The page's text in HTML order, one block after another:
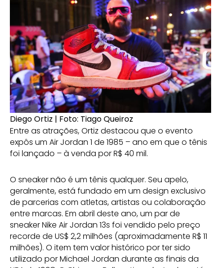
Diego Ortiz | Foto: Tiago Queiroz
Entre as atrações, Ortiz destacou que o evento
expôs um Air Jordan 1 de 1985 – ano em que o tênis
foi lançado – à venda por R$ 40 mil.
O sneaker não é um tênis qualquer. Seu apelo,
geralmente, está fundado em um design exclusivo
de parcerias com atletas, artistas ou colaboração
entre marcas. Em abril deste ano, um par de
sneaker Nike Air Jordan 13s foi vendido pelo preço
recorde de US$ 2,2 milhões (aproximadamente R$ 11
milhões). O item tem valor histórico por ter sido
utilizado por Michael Jordan durante as finais da